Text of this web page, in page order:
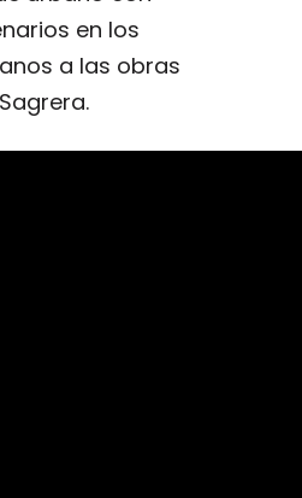
en los
a las obras